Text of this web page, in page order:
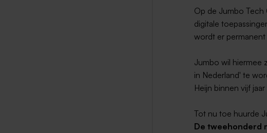
Op de Jumbo Tech
digitale
wordt er permanent
Jumbo wil hiermee
in Nederland' te
Heijn binnen vijf
Tot nu toe huurde
De tweehonderd